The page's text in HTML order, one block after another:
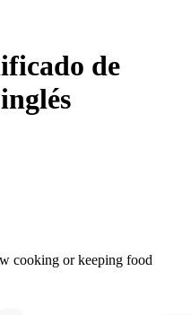
de
cooking or keeping food